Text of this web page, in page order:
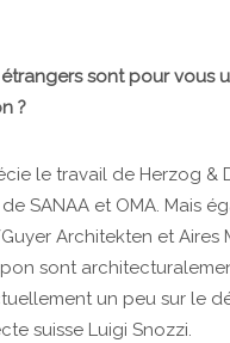
sont pour vous
?
le travail de Herzog &
SANAA et OMA. Mais
Architekten et Aires
sont
un peu sur le
suisse Luigi Snozzi.